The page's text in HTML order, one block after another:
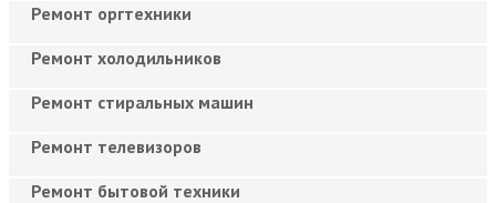
Ремонт оргтехники
Ремонт холодильников
Ремонт стиральных машин
Ремонт телевизоров
Ремонт бытовой техники